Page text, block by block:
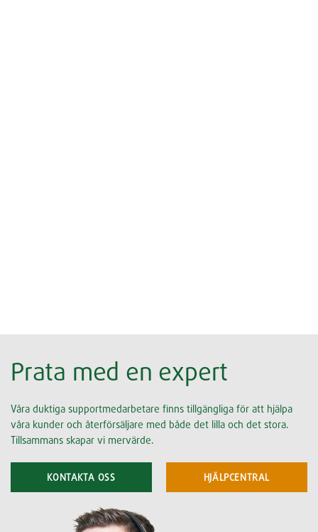
Prata med en expert
Våra duktiga supportmedarbetare finns tillgängliga för att hjälpa
våra kunder och återförsäljare med både det lilla och det stora.
Tillsammans skapar vi mervärde.
KONTAKTA OSS HJÄLPCENTRAL